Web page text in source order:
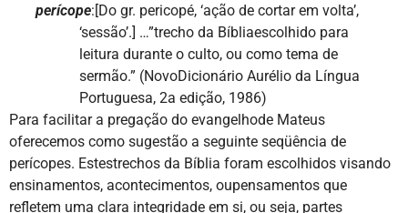
perícope:[Do gr. pericopé, ‘ação de cortar em volta’,
‘sessão’.] …”trecho da Bíbliaescolhido para
leitura durante o culto, ou como tema de
sermão.” (NovoDicionário Aurélio da Língua
Portuguesa, 2a edição, 1986)
Para facilitar a pregação do evangelhode Mateus
oferecemos como sugestão a seguinte seqüência de
perícopes. Estestrechos da Bíblia foram escolhidos visando
ensinamentos, acontecimentos, oupensamentos que
refletem uma clara integridade em si, ou seja, partes